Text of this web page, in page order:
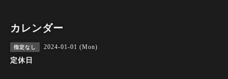
カレンダー
指定なし 2024-01-01 (Mon)
定休日